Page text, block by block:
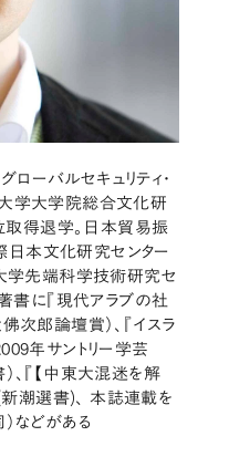
ーバルセキュリティ・
学大学院総合文化研
得退学。日本貿易振
日本文化研究センター
学先端科学技術研究セ
書に『現代アラブの社
次郎論壇賞）、『イスラ
年サントリー学芸
、『【中東大混迷を解
新潮選書)、 本誌連載を
などがある